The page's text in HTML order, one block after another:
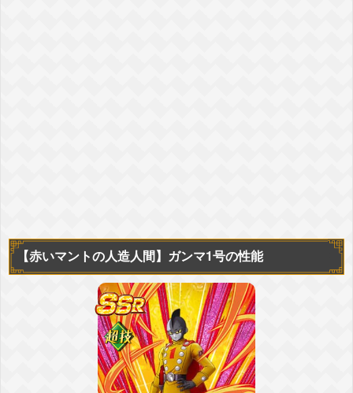
【赤いマントの人造人間】 ガンマ1号の性能